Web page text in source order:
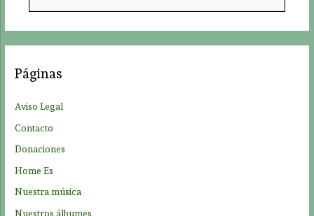
r
:
Páginas
Aviso Legal
Contacto
Donaciones
Home Es
Nuestra música
Nuestros álbumes